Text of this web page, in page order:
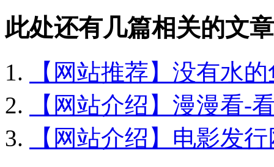
此处还有几篇相关的文
【网站推荐】没有水
【网站介绍】漫漫看-
【网站介绍】电影发